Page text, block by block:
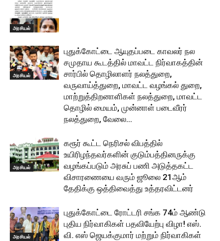
அரசியல்
அரசியல்
புதுக்கோட்டை ஆயுதப்படை காவலர் நல
சமுதாய கூடத்தில் மாவட்ட நிர்வாகத்தின்
சார்பில் தொழிலாளர் நலத்துறை,
வருவாய்த்துறை, மாவட்ட வழங்கல் துறை,
மாற்றுத்திறனாளிகள் நலத்துறை, மாவட்ட
தொழில் மையம், முன்னாள் படைவீரர்
நலத்துறை, வேலை...
அரசியல்
கரூர் கூட்ட நெரிசல் விபத்தில்
உயிரிழந்தவர்களின் குடும்பத்தினருக்கு
வழங்கப்படும் அரசுப் பணி அடுத்தகட்ட
விசாரணையை வரும் ஜூலை 21ஆம்
தேதிக்கு ஒத்திவைத்து உத்தரவிட்டனர்
அரசியல்
புதுக்கோட்டை ரோட்டரி சங்க 74ம் ஆண்டு
புதிய நிர்வாகிகள் பதவியேற்பு விழா! எஸ்.
வி. எஸ் ஜெயக்குமார் மற்றும் நிர்வாகிகள்